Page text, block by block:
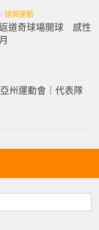
/ 球類運動
道奇球場開球 感性
州運動會｜代表隊